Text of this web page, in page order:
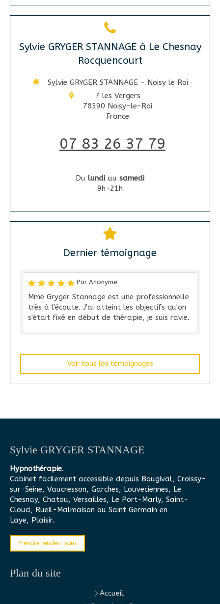
Sylvie GRYGER STANNAGE à Le Chesnay
Rocquencourt
Sylvie GRYGER STANNAGE - Noisy le Roi
7 les Vergers
78590 Noisy-le-Roi
France
07 83 26 37 79
Du lundi au samedi
9h-21h
Dernier témoignage
Par Anonyme
Mme Gryger Stannage est une professionnelle
très à l'écoute. J'ai atteint les objectifs qu'on
s'était fixé en début de thérapie, je suis ravie.
Voir tous les témoignages
Sylvie GRYGER STANNAGE
Hypnothérapie.
Cabinet facilement accessible depuis Bougival, Croissy-
sur-Seine, Vaucresson, Garches, Louveciennes, Le
Chesnay, Chatou, Versailles, Le Port-Marly, Saint-
Cloud, Rueil-Malmaison ou Saint Germain en
Laye, Plaisir.
Prendre rendez-vous
Plan du site
Accueil